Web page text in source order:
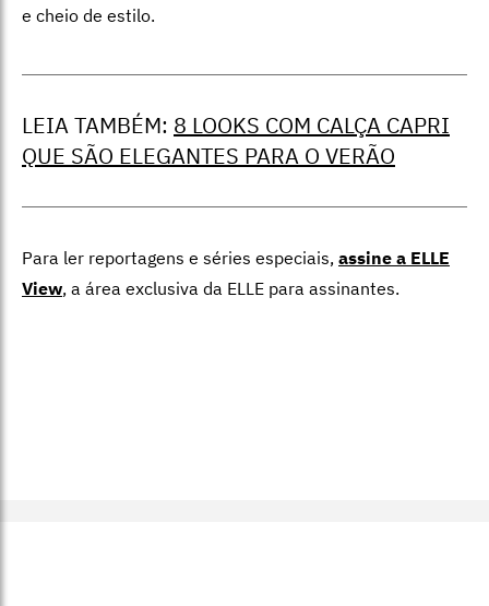
e cheio de estilo.
LEIA TAMBÉM: 8 LOOKS COM CALÇA CAPRI
QUE SÃO ELEGANTES PARA O VERÃO
Para ler reportagens e séries especiais, assine a ELLE
View, a área exclusiva da ELLE para assinantes.